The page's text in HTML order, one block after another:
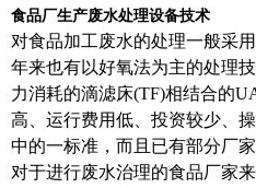
食品厂生产废水处理设备技术
对食品加工废水的处理一般采
年来也有以好氧法为主的处理
力消耗的滴滤床(TF)相结合的
高、运行费用低、投资较少、
中的一标准，而且已有部分厂
对于进行废水治理的食品厂家